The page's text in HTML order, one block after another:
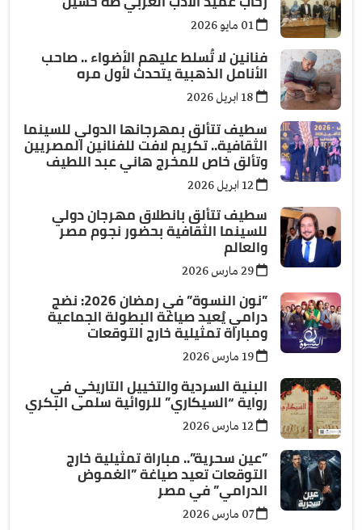
فنانين لا تُسلط عليهم الأضواء .. صاحب
الأنامل الذهبية يتحدث لأول مره
سطيف تتألق بمهرجانها الدولي للسينما
الثقافية.. تكريم لافت للفنانين المصريين
وتألق خاص للمخرج هاني عبد اللطيف
سطيف تتألق بانطلاق مهرجان دولي
للسينما الثقافية بحضور نجوم مصر
والعالم
”نون النسوة” في رمضان 2026: نضج
درامي يُعيد صياغة البطولة الجماعية
ومباراة تمثيلية خارج التوقعات
البنية السردية والتخييل التاريخي في
رواية “السيكاري” للروائية سلمى البكري
”عين سحرية”.. مباراة تمثيلية خارج
التوقعات تعيد صياغة ”الغموض
الدرامي” في مصر
07 مارس 2026